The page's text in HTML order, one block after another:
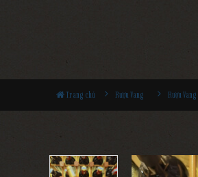
Trang chủ Rượu Vang